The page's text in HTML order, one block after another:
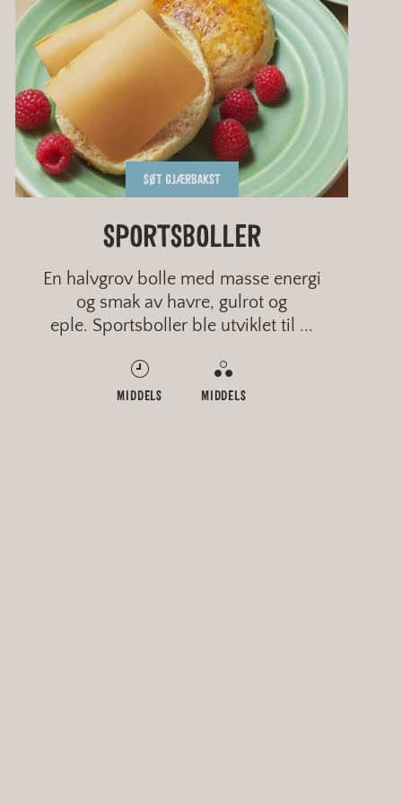
SØT GJÆRBAKST
SPORTSBOLLER
En halvgrov bolle med masse energi
og smak av havre, gulrot og
eple. Sportsboller ble utviklet til ...
MIDDELS MIDDELS
GLUTENFRIE KRUMKAKER
MIDDELS MIDDELS
KJEKS MED BLOMSTER
MIDDELS MIDDELS
HJEMMEBAKTE BAGELS
MIDDELS MIDDELS